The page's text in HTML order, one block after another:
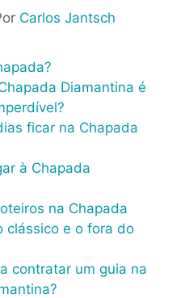
Carlos Jantsch
Diamantina é
ficar na Chapada
à Chapada
na Chapada
clássico e o fora do
contratar um guia na